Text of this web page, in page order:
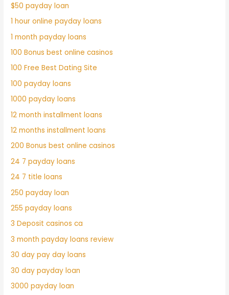
$50 payday loan
1 hour online payday loans
1 month payday loans
100 Bonus best online casinos
100 Free Best Dating Site
100 payday loans
1000 payday loans
12 month installment loans
12 months installment loans
200 Bonus best online casinos
24 7 payday loans
24 7 title loans
250 payday loan
255 payday loans
3 Deposit casinos ca
3 month payday loans review
30 day pay day loans
30 day payday loan
3000 payday loan